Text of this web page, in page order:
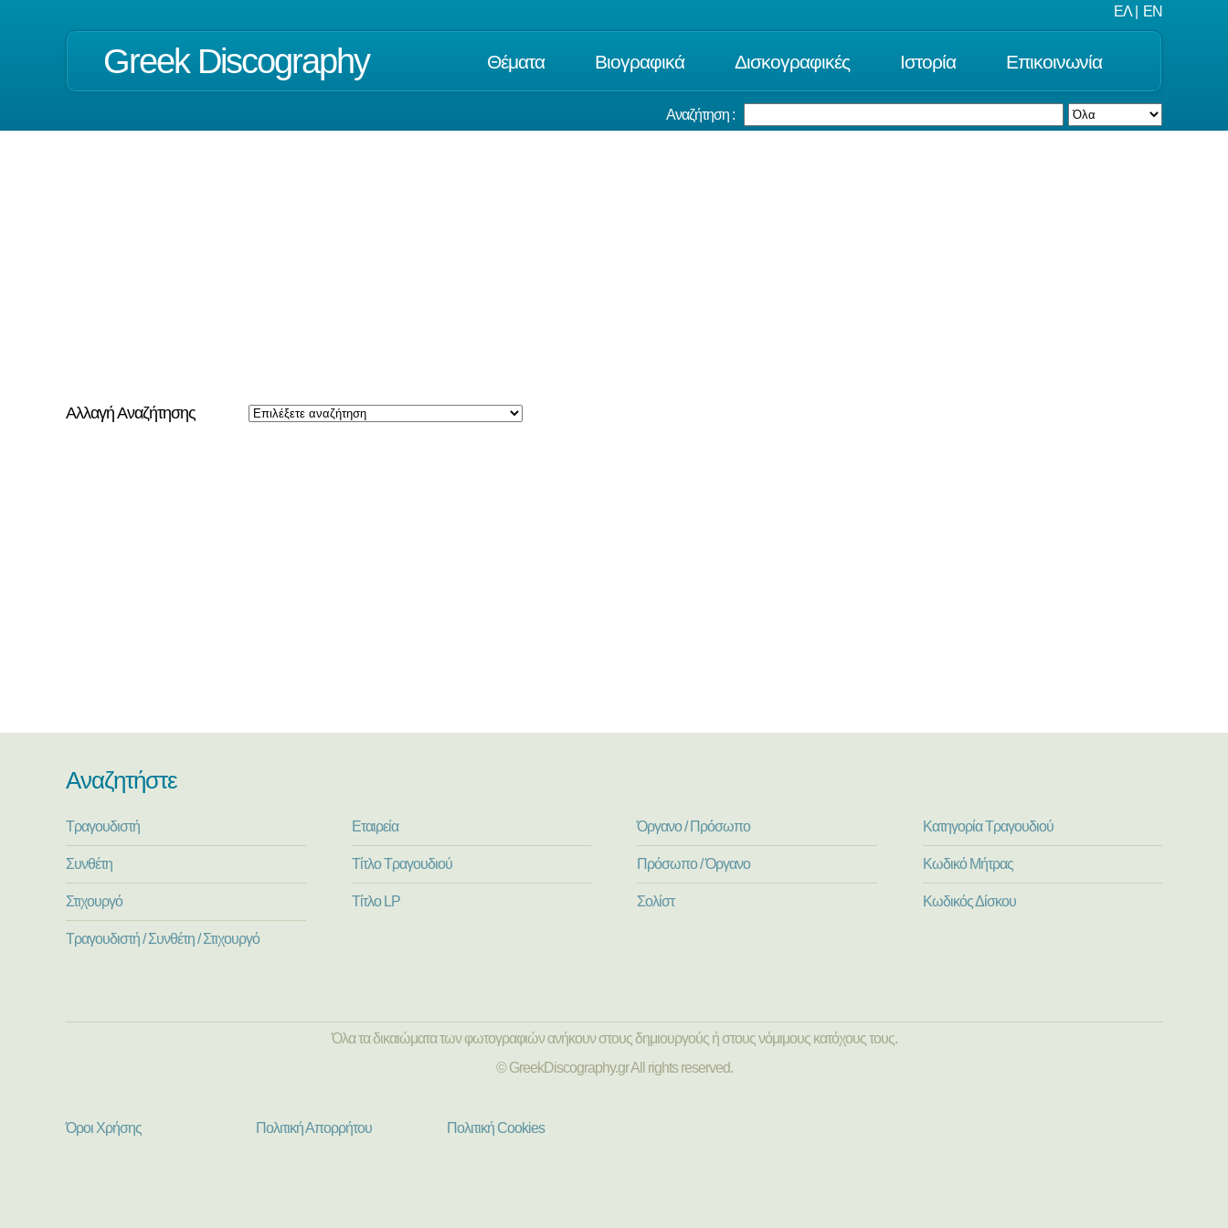
ΕΛ EN
Greek Discography Θέματα Βιογραφικά Δισκογραφικές Ιστορία Επικοινωνία
Αναζήτηση :
Αλλαγή Αναζήτησης
Αναζητήστε
Τραγουδιστή
Συνθέτη
Στιχουργό
Τραγουδιστή / Συνθέτη / Στιχουργό
Εταιρεία
Τίτλο Τραγουδιού
Τίτλο LP
Όργανο / Πρόσωπο
Πρόσωπο / Όργανο
Σολίστ
Κατηγορία Τραγουδιού
Κωδικό Μήτρας
Κωδικός Δίσκου
Όλα τα δικαιώματα των φωτογραφιών ανήκουν στους δημιουργούς ή στους νόμιμους κατόχους τους.
© GreekDiscography.gr All rights reserved.
Όροι Χρήσης Πολιτική Απορρήτου Πολιτική Cookies